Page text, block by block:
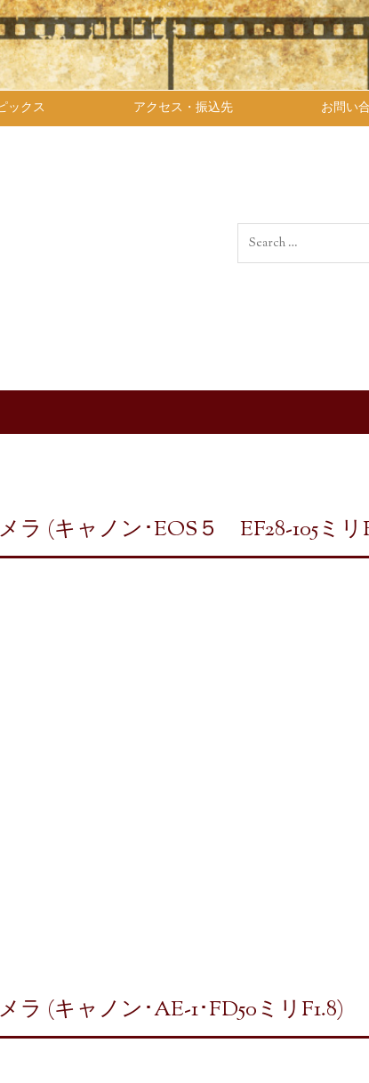
ックス アクセス・振込先 お問い
ラ (キャノン･EOS５ EF28-105ミリ
ラ (キャノン･AE-1･FD50ミリF1.8)